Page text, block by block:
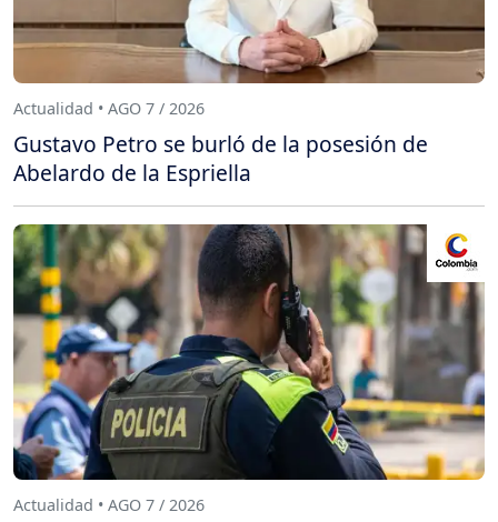
Actualidad • AGO 7 / 2026
Gustavo Petro se burló de la posesión de
Abelardo de la Espriella
Actualidad • AGO 7 / 2026